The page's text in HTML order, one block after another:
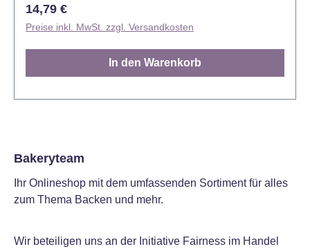
Topper ist für den einmaligen Gebrauch geeignet.
Höhe 13 cm.
Regulärer Preis:
14,79 €
Preise inkl. MwSt. zzgl. Versandkosten
In den Warenkorb
Bakeryteam
Ihr Onlineshop mit dem umfassenden Sortiment für alles
zum Thema Backen und mehr.
Wir beteiligen uns an der Initiative Fairness im Handel